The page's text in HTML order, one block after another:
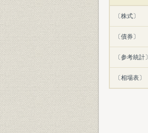
〔株式〕
〔債券〕
〔参考統計〕
〔相場表〕